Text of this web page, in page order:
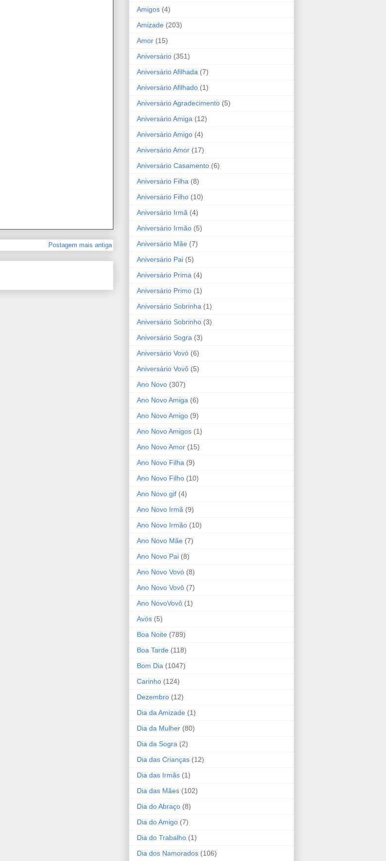
Postagem mais antiga
Amigos (4)
Amizade (203)
Amor (15)
Aniversário (351)
Aniversário Afilhada (7)
Aniversário Afilhado (1)
Aniversário Agradecimento (5)
Aniversário Amiga (12)
Aniversário Amigo (4)
Aniversário Amor (17)
Aniversário Casamento (6)
Aniversário Filha (8)
Aniversário Filho (10)
Aniversário Irmã (4)
Aniversário Irmão (5)
Aniversário Mãe (7)
Aniversário Pai (5)
Aniversário Prima (4)
Aniversário Primo (1)
Aniversário Sobrinha (1)
Aniversário Sobrinho (3)
Aniversário Sogra (3)
Aniversário Vovó (6)
Aniversário Vovô (5)
Ano Novo (307)
Ano Novo Amiga (6)
Ano Novo Amigo (9)
Ano Novo Amigos (1)
Ano Novo Amor (15)
Ano Novo Filha (9)
Ano Novo Filho (10)
Ano Novo gif (4)
Ano Novo Irmã (9)
Ano Novo Irmão (10)
Ano Novo Mãe (7)
Ano Novo Pai (8)
Ano Novo Vovó (8)
Ano Novo Vovô (7)
Ano NovoVovô (1)
Avós (5)
Boa Noite (789)
Boa Tarde (118)
Bom Dia (1047)
Carinho (124)
Dezembro (12)
Dia da Amizade (1)
Dia da Mulher (80)
Dia da Sogra (2)
Dia das Crianças (12)
Dia das Irmãs (1)
Dia das Mães (102)
Dia do Abraço (8)
Dia do Amigo (7)
Dia do Trabalho (1)
Dia dos Namorados (106)